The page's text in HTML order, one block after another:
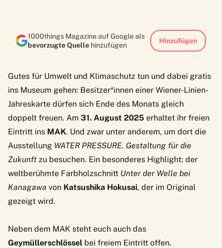
1000things Magazine auf Google als
bevorzugte Quelle hinzufügen
Hinzufügen
Gutes für Umwelt und Klimaschutz tun und dabei gratis
ins Museum gehen: Besitzer*innen einer Wiener-Linien-
Jahreskarte dürfen sich Ende des Monats gleich
doppelt freuen. Am 31. August 2025 erhaltet ihr freien
Eintritt ins MAK. Und zwar unter anderem, um dort die
Ausstellung WATER PRESSURE. Gestaltung für die
Zukunft zu besuchen. Ein besonderes Highlight: der
weltberühmte Farbholzschnitt Unter der Welle bei
Kanagawa von Katsushika Hokusai, der im Original
gezeigt wird.
Neben dem MAK steht euch auch das
Geymüllerschlössel bei freiem Eintritt offen.